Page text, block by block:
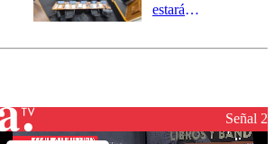
estará
el fin de la
reconstrucciónSeñal 2